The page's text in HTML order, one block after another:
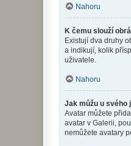
Nahoru
K čemu slouží
Existují dva druhy
a indikují, kolik
uživatele.
Nahoru
Jak můžu u svého
Avatar můžete
avatar v Galerii,
nemůžete avatary